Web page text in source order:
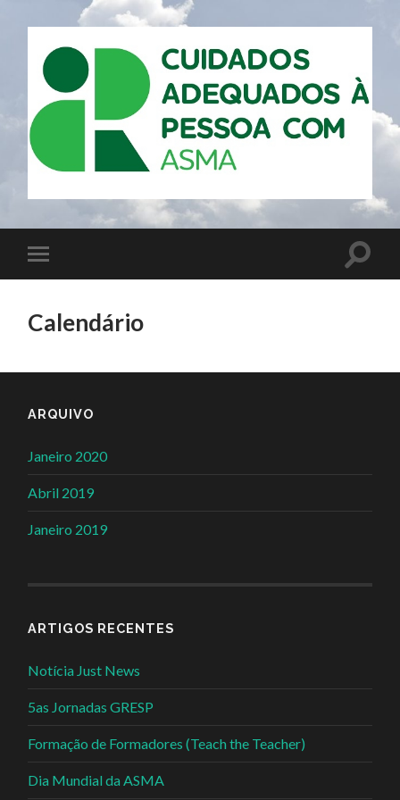
Calendário
ARQUIVO
Janeiro 2020
Abril 2019
Janeiro 2019
ARTIGOS RECENTES
Notícia Just News
5as Jornadas GRESP
Formação de Formadores (Teach the Teacher)
Dia Mundial da ASMA